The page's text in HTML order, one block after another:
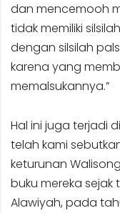
dan mencemooh
tidak memiliki
dengan silsilah
karena yang
memalsukannya.”
Hal ini juga terjadi
telah kami
keturunan
buku mereka sejak
Alawiyah, pada